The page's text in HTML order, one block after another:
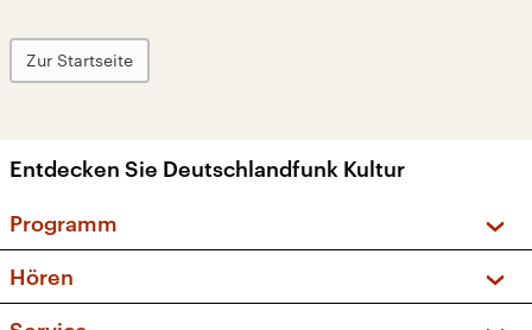
Zur Startseite
Entdecken Sie Deutschlandfunk Kultur
Programm
Sendungen und Podcasts
Hören